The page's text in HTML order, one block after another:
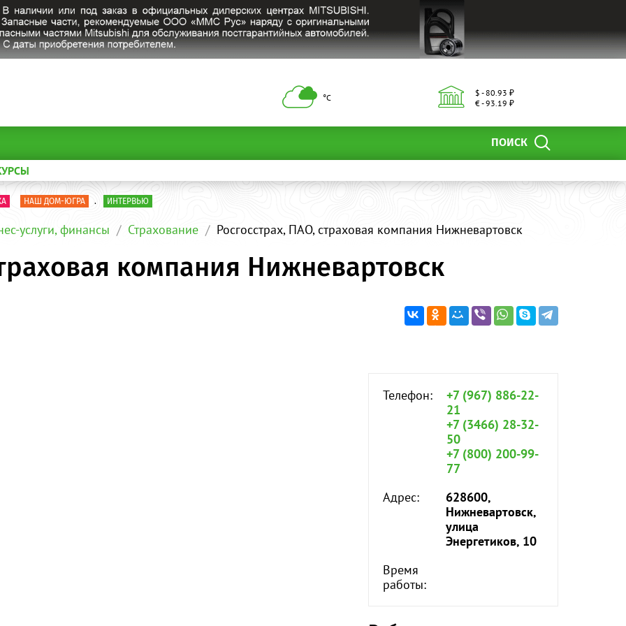
°С
$ - 80.93 ₽
€ - 93.19 ₽
ПОИСК
НАШ ДОМ-ЮГРА . ИНТЕРВЬЮ
услуги, финансы Страхование Росгосстрах, ПАО, страховая компания Нижневартовск
компания Нижневартовск
Телефон:
+7 (967) 886-22-
21
+7 (3466) 28-32-
50
+7 (800) 200-99-
77
Адрес:
628600,
Нижневартовск,
улица
Энергетиков, 10
Время
работы: